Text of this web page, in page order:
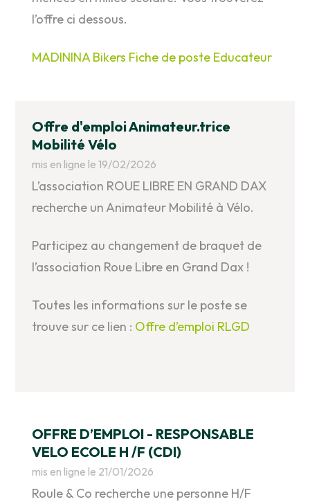
l’offre ci dessous.
MADININA Bikers Fiche de poste Educateur
Offre d'emploi Animateur.trice
Mobilité Vélo
mis en ligne le 19/02/2026
L’association ROUE LIBRE EN GRAND DAX
recherche un Animateur Mobilité à Vélo.
Participez au changement de braquet de
l’association Roue Libre en Grand Dax !
Toutes les informations sur le poste se
trouve sur ce lien : Offre d’emploi RLGD
OFFRE D’EMPLOI - RESPONSABLE
VELO ECOLE H /F (CDI)
mis en ligne le 21/01/2026
Roule & Co recherche une personne H/F